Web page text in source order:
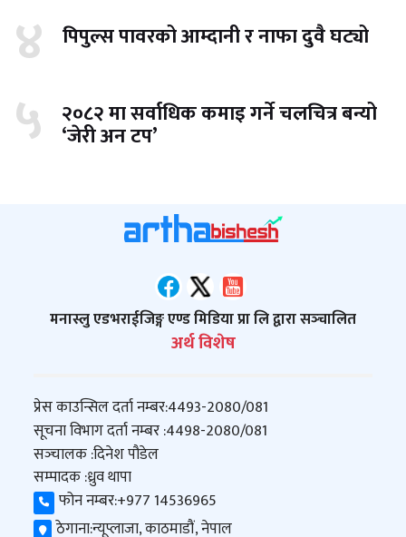
४ पिपुल्स पावरको आम्दानी र नाफा दुवै घट्यो
५ २०८२ मा सर्वाधिक कमाइ गर्ने चलचित्र बन्यो
‘जेरी अन टप’
मनास्लु एडभराईजिङ्ग एण्ड मिडिया प्रा लि द्वारा सञ्‍चालित
अर्थ विशेष
प्रेस काउन्सिल दर्ता नम्बर:4493-2080/081
सूचना विभाग दर्ता नम्बर :4498-2080/081
सञ्‍चालक :दिनेश पौडेल
सम्पादक :ध्रुव थापा
फोन नम्बर:+977 14536965
ठेगाना:न्यूप्लाजा, काठमाडौं, नेपाल